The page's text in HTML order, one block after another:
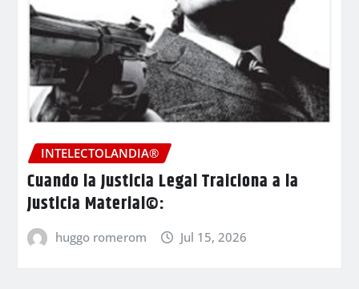
INTELECTOLANDIA®
Cuando la Justicia Legal Traiciona a la
Justicia Material©:
huggo romerom Jul 15, 2026